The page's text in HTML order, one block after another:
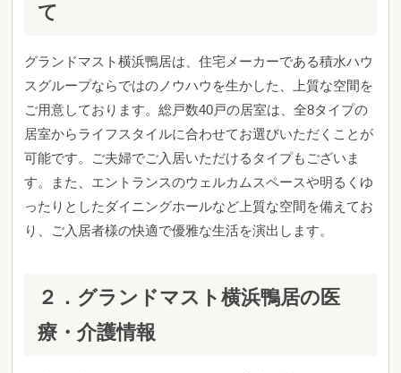
て
グランドマスト横浜鴨居は、住宅メーカーである積水ハウ
スグループならではのノウハウを生かした、上質な空間を
ご用意しております。総戸数40戸の居室は、全8タイプの
居室からライフスタイルに合わせてお選びいただくことが
可能です。ご夫婦でご入居いただけるタイプもございま
す。また、エントランスのウェルカムスペースや明るくゆ
ったりとしたダイニングホールなど上質な空間を備えてお
り、ご入居者様の快適で優雅な生活を演出します。
２．グランドマスト横浜鴨居の医
療・介護情報